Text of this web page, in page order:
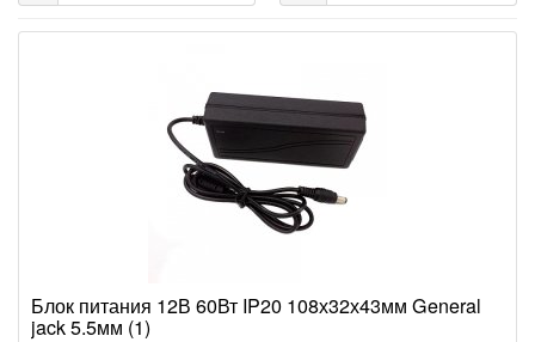
Блок питания 12В 60Вт IP20 108х32х43мм General
jack 5.5мм (1)